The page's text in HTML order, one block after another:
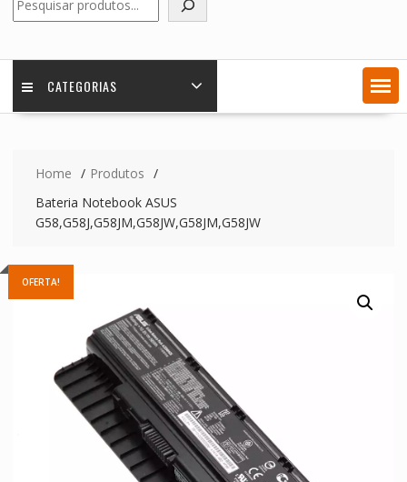
CATEGORIAS
Home
Produtos
Bateria Notebook ASUS
G58,G58J,G58JM,G58JW,G58JM,G58JW
OFERTA!